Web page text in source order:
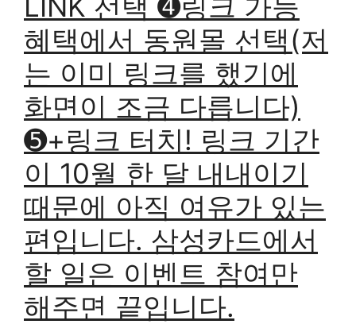
혜택에서 동원몰 선택(저
는 이미 링크를 했기에
화면이 조금 다릅니다)
➎+링크 터치! 링크 기간
이 10월 한 달 내내이기
때문에 아직 여유가 있는
편입니다. 삼성카드에서
할 일은 이벤트 참여만
해주면 끝입니다.